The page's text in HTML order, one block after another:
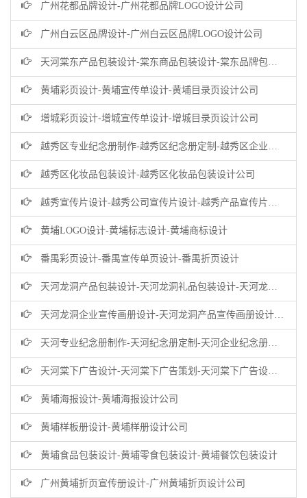
广州花都品牌设计-广州花都品牌LOGO设计公司
广州白云区品牌设计-广州白云区品牌LOGO设计公司
天河棠东产品包装设计-棠东商品包装设计-棠东品牌包装设计公司
黄埔彩页设计-黄埔宣传单设计-黄埔目录页设计公司
增城彩页设计-增城宣传单设计-增城目录页设计公司
越秀区专业纪念册制作-越秀区纪念册定制-越秀区企业纪念册设计公司
越秀区化妆品包装设计-越秀区化妆品包装设计公司
越秀宣传片设计-越秀公司宣传片设计-越秀产品宣传片设计公司
黄埔LOGO设计-黄埔标志设计-黄埔商标设计
番禺彩页设计-番禺宣传单页设计-番禺折页设计
天河龙洞产品包装设计-天河龙洞礼品包装设计-天河龙洞商品包装设计公司
天河龙洞企业宣传画册设计-天河龙洞产品宣传画册设计-龙洞企业画册设计公司
天河专业纪念册制作-天河纪念册定制-天河企业纪念册设计公司
天河棠下广告设计-天河棠下广告策划-天河棠下广告设计公司
黄埔海报设计-黄埔海报设计公司
黄埔样板册设计-黄埔样册设计公司
黄埔食品包装设计-黄埔零食包装设计-黄埔餐饮包装设计
广州黄埔折页宣传册设计-广州黄埔折页设计公司